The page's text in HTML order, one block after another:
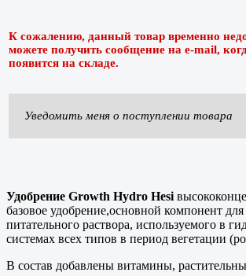
К сожалению, данный товар временно
можете получить сообщение на e-mail,
появится на складе.
Уведомить меня о поступлении товара
Удобрение Growth Hydro Hesi
базовое удобрение,основной компонент
питательного раствора, используемого в
системах всех типов в период вегетации
В состав добавлены витамины,